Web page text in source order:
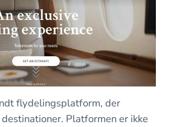
flydelingsplatform, der
Platformen er ikke